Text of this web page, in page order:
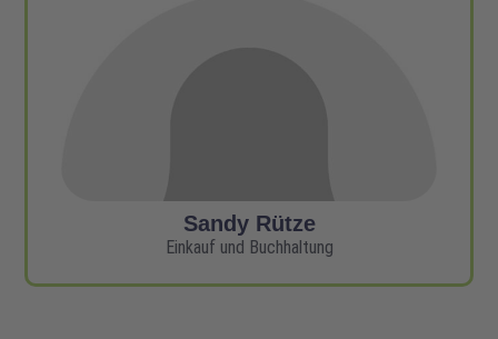
Sandy Rütze
Einkauf und Buchhaltung